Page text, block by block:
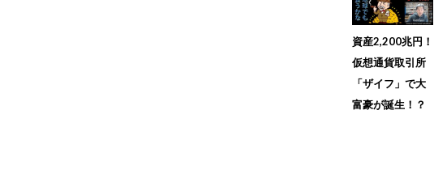
資産2,200兆円！
仮想通貨取引所
「ザイフ」で大
富豪が誕生！？